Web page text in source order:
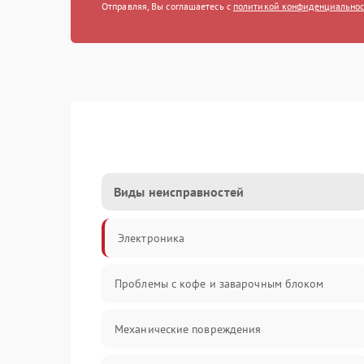
Отправляя, Вы соглашаетесь с политикой
Виды неисправностей
Электроника
Проблемы с кофе и заварочным блоком
Механические повреждения